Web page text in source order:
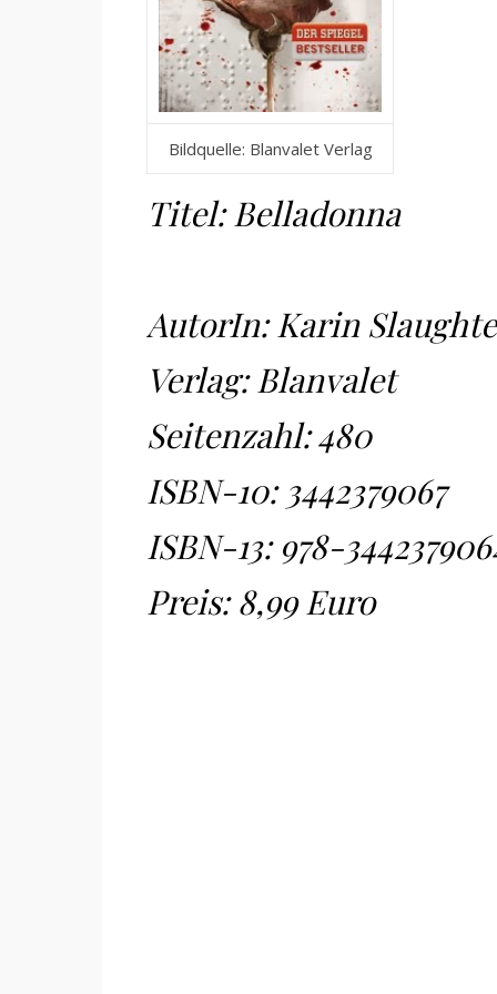
Bildquelle: Blanvalet Verlag
Titel: Belladonna
AutorIn: Karin
Verlag: Blanvalet
Seitenzahl: 480
ISBN-10: 3442379067
ISBN-13: 978-
Preis: 8,99 Euro